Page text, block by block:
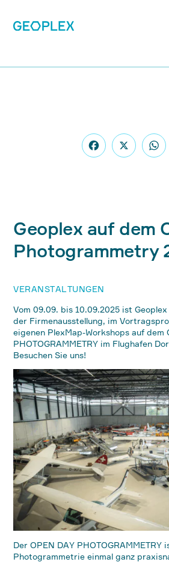
VERANSTALTUNGEN
Geoplex auf dem
Photogrammetry
Vom 09.09. bis 10.09.2025 ist
der Firmenausstellung, im
eigenen PlexMap-Workshops auf dem
PHOTOGRAMMETRY im Flughafen
Besuchen Sie uns!
Der OPEN DAY
Photogrammetrie einmal ganz